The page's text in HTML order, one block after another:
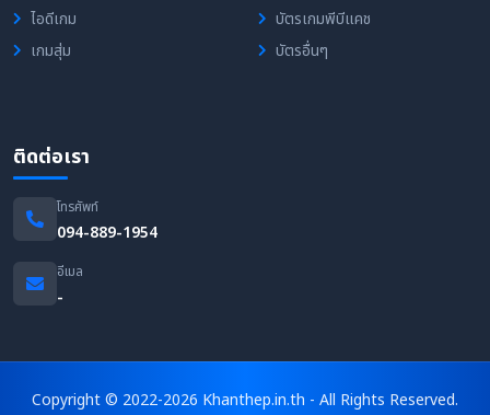
ไอดีเกม
เกมสุ่ม
บัตรเกมพีบีแคช
บัตรอื่นๆ
ติดต่อเรา
โทรศัพท์
094-889-1954
อีเมล
-
Copyright © 2022-2026 Khanthep.in.th - All Rights Reserved.